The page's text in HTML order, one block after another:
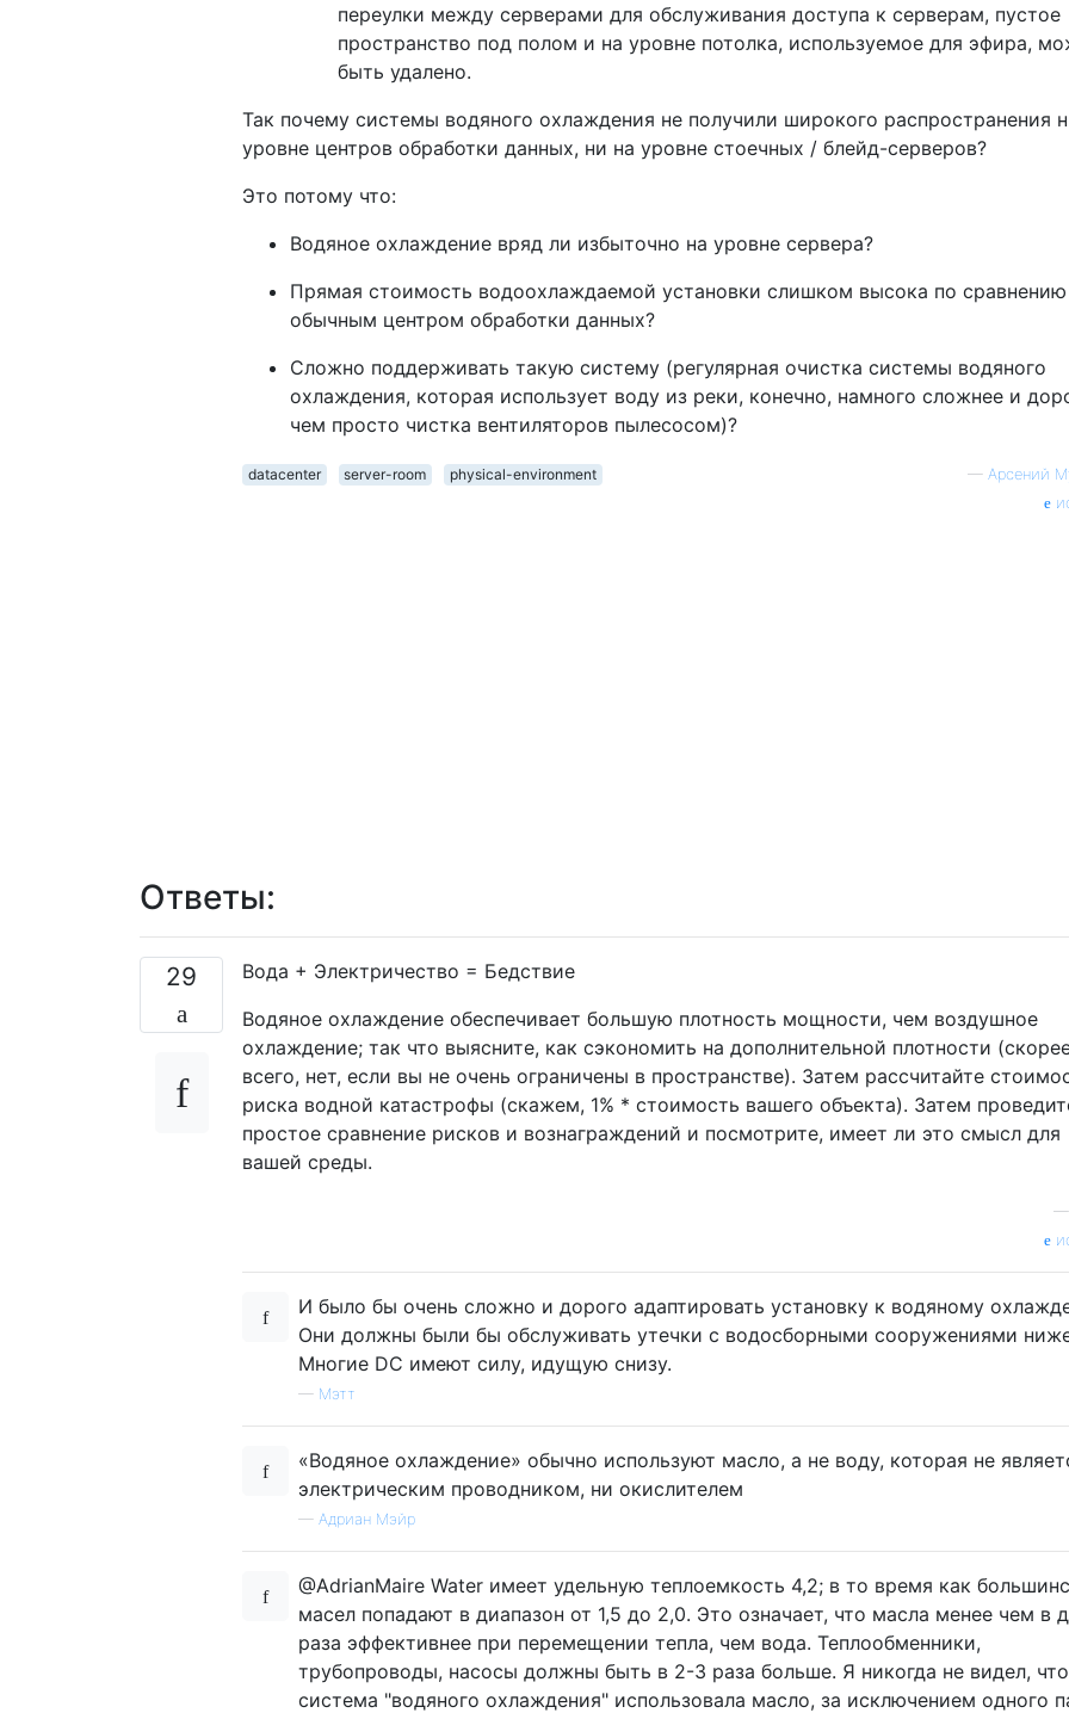
переулки между серверами для обслуживания доступа к серверам, пустое
пространство под полом и на уровне потолка, используемое для эфира,
быть удалено.
Так почему системы водяного охлаждения не получили широкого распространения
уровне центров обработки данных, ни на уровне стоечных / блейд-серверов?
Это потому что:
Водяное охлаждение вряд ли избыточно на уровне сервера?
Прямая стоимость водоохлаждаемой установки слишком высока по
обычным центром обработки данных?
Сложно поддерживать такую ​​систему (регулярная очистка системы водяного
охлаждения, которая использует воду из реки, конечно, намного сложнее и
чем просто чистка вентиляторов пылесосом)?
datacenter server-room physical-environment — Арсений
Ответы:
29
Вода + Электричество = Бедствие
Водяное охлаждение обеспечивает большую плотность мощности, чем воздушное
охлаждение; так что выясните, как сэкономить на дополнительной плотности
всего, нет, если вы не очень ограничены в пространстве). Затем рассчитайте
риска водной катастрофы (скажем, 1% * стоимость вашего объекта). Затем
простое сравнение рисков и вознаграждений и посмотрите, имеет ли это смысл для
вашей среды.
И было бы очень сложно и дорого адаптировать установку к водяному
Они должны были бы обслуживать утечки с водосборными сооружениями
Многие DC имеют силу, идущую снизу.
— Мэтт
«Водяное охлаждение» обычно используют масло, а не воду, которая не
электрическим проводником, ни окислителем
— Адриан Мэйр
@AdrianMaire Water имеет удельную теплоемкость 4,2; в то время как
масел попадают в диапазон от 1,5 до 2,0. Это означает, что масла менее чем в
раза эффективнее при перемещении тепла, чем вода. Теплообменники,
трубопроводы, насосы должны быть в 2-3 раза больше. Я никогда не видел,
система "водяного охлаждения" использовала масло, за исключением одного